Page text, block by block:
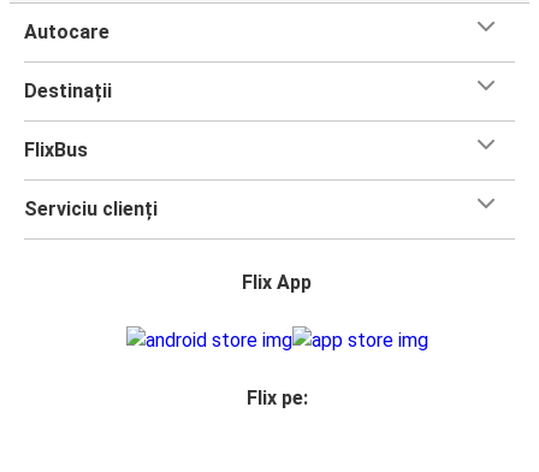
Autocare
Destinații
FlixBus
Serviciu clienți
Flix App
Flix pe: